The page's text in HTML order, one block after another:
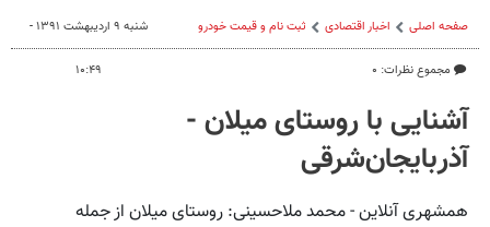
صفحه اصلی اخبار اقتصادی ثبت نام و قیمت خودرو
مجموع نظرات: ۰
شنبه ۹ اردیبهشت ۱۳۹۱ -
۱۰:۴۹
آشنایی با روستای میلان -
آذربایجان‌شرقی
همشهری آنلاین - محمد ملاحسینی: روستای میلان از جمله